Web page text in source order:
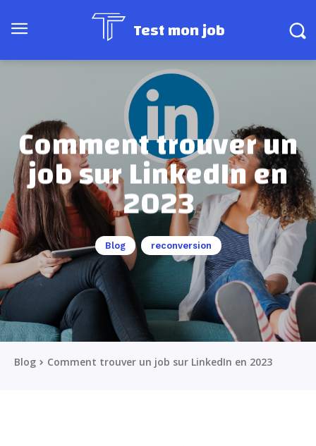
Test mon job
Comment trouver un
job sur LinkedIn en
2023
Blog reconversion
Blog Comment trouver un job sur LinkedIn en 2023